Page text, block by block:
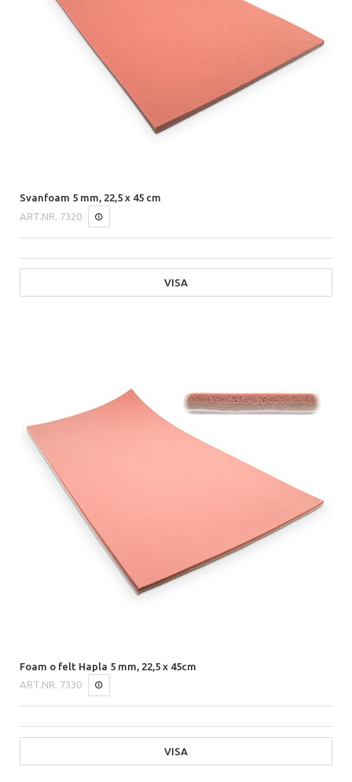
Svanfoam 5 mm, 22,5 x 45 cm
ART.NR. 7320
VISA
Foam o felt Hapla 5 mm, 22,5 x 45cm
ART.NR. 7330
VISA